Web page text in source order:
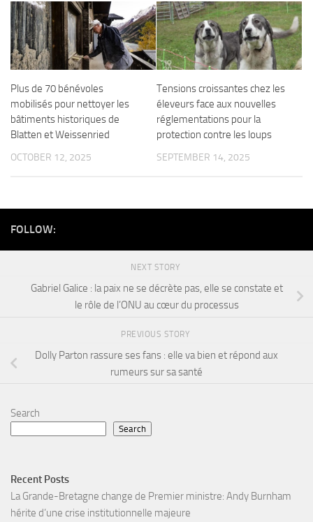
Plus de 70 bénévoles
mobilisés pour nettoyer les
bâtiments historiques de
Blatten et Weissenried
OCTOBER 12, 2025
Tensions croissantes chez les
éleveurs face aux nouvelles
réglementations pour la
protection contre les loups
SEPTEMBER 14, 2025
FOLLOW:
NEXT STORY
Gabriel Galice : la paix ne se décrète pas, elle se constate et
le rôle de l’ONU au cœur du processus
PREVIOUS STORY
Dolly Parton rassure ses fans : elle va bien et répond aux
rumeurs sur sa santé
Search
Search
Recent Posts
La Grande-Bretagne change de Premier ministre: Andy Burnham
hérite d’une crise institutionnelle majeure